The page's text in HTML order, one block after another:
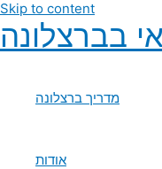
Skip to content
בברצלונה
מדריך ברצלונה
אודות